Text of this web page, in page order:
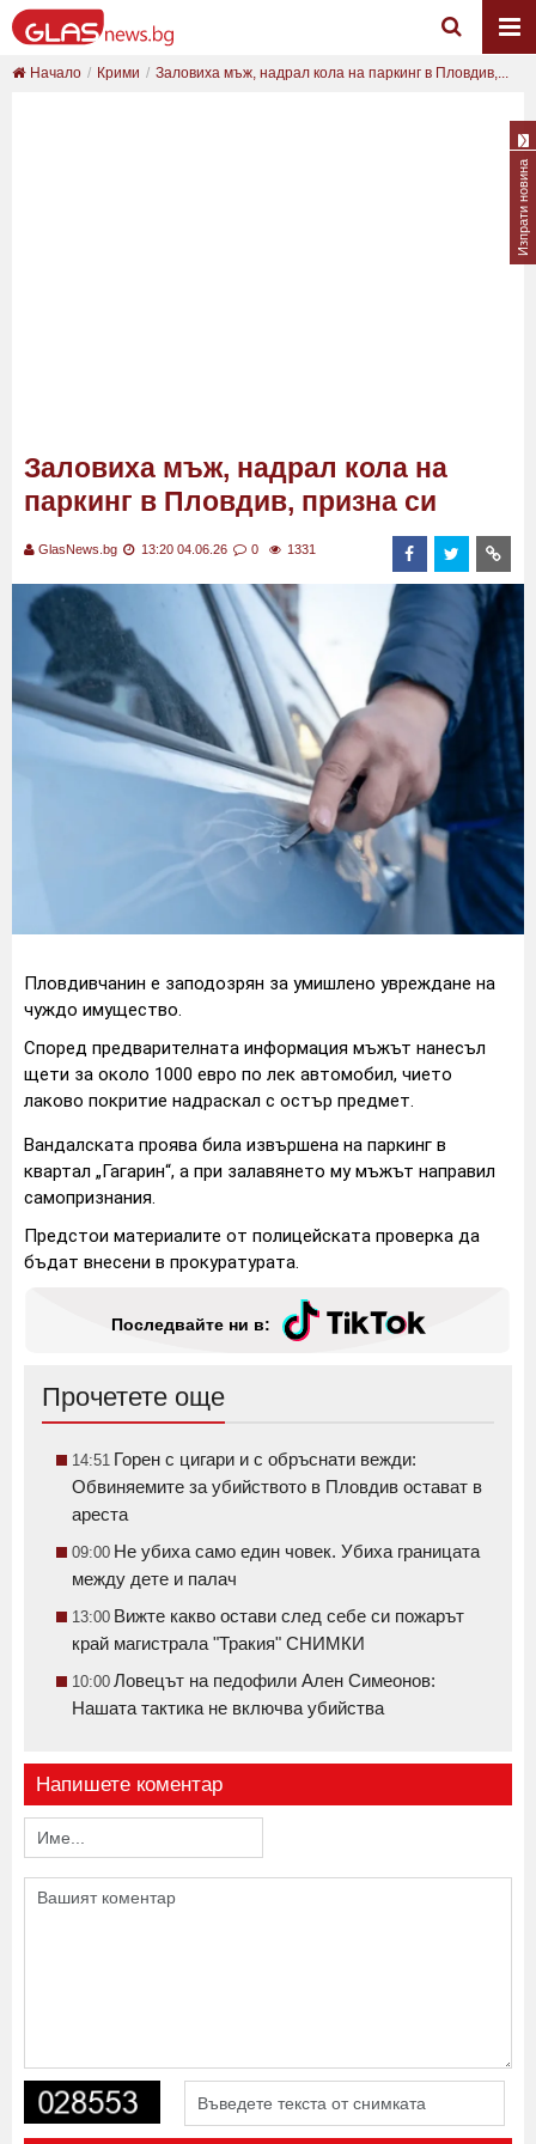
Начало Крими Заловиха мъж, надрал кола на паркинг в Пловдив,...
Заловиха мъж, надрал кола на
паркинг в Пловдив, призна си
GlasNews.bg 13:20 04.06.26 0 1331
Пловдивчанин е заподозрян за умишлено увреждане на
чуждо имущество.
Според предварителната информация мъжът нанесъл
щети за около 1000 евро по лек автомобил, чието
лаково покритие надраскал с остър предмет.
Вандалската проява била извършена на паркинг в
квартал „Гагарин“, а при залавянето му мъжът направил
самопризнания.
Предстои материалите от полицейската проверка да
бъдат внесени в прокуратурата.
Последвайте ни в:
Прочетете още
14:51 Горен с цигари и с обръснати вежди:
Обвиняемите за убийството в Пловдив остават в
ареста
09:00 Не убиха само един човек. Убиха границата
между дете и палач
13:00 Вижте какво остави след себе си пожарът
край магистрала "Тракия" СНИМКИ
10:00 Ловецът на педофили Ален Симеонов:
Нашата тактика не включва убийства
Напишете коментар
Изпрати новина